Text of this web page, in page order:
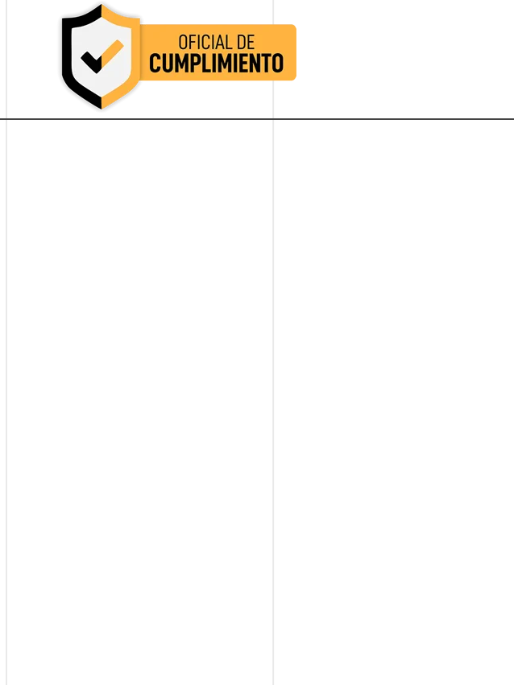
Oficial de Cumplimiento Colombia
Oficial de Cumplimiento Colombia